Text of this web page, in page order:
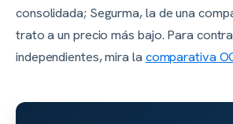
consolidada; Segurma, la de una
trato a un precio más bajo. Para
independientes, mira la comparativa